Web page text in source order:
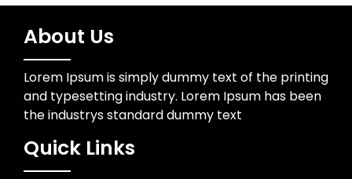
About Us
Lorem Ipsum is simply dummy text of the printing
and typesetting industry. Lorem Ipsum has been
the industrys standard dummy text
Quick Links